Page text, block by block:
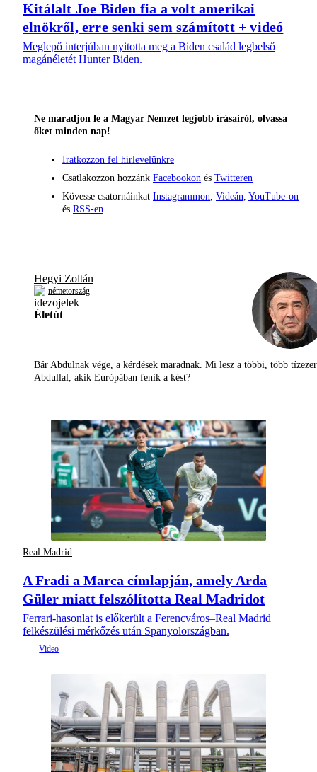
Kitálalt Joe Biden fia a volt amerikai
elnökről, erre senki sem számított + videó
Meglepő interjúban nyitotta meg a Biden család legbelső
magánéletét Hunter Biden.
Ne maradjon le a Magyar Nemzet legjobb írásairól, olvassa
őket minden nap!
Iratkozzon fel hírlevelünkre
Csatlakozzon hozzánk Facebookon és Twitteren
Kövesse csatornáinkat Instagrammon, Videán, YouTube-on
és RSS-en
Hegyi Zoltán
németország
Életút
Bár Abdulnak vége, a kérdések maradnak. Mi lesz a többi, több tízezer
Abdullal, akik Európában fenik a kést?
Real Madrid
A Fradi a Marca címlapján, amely Arda
Güler miatt felszólította Real Madridot
Ferrari-hasonlat is előkerült a Ferencváros–Real Madrid
felkészülési mérkőzés után Spanyolországban.